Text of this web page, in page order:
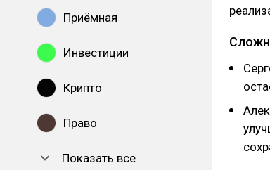
Приёмная
Инвестиции
Крипто
Право
Показать все